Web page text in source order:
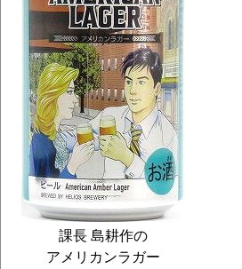
課長 島耕作の
アメリカンラガー